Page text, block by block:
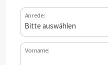
Anrede:
Vorname: